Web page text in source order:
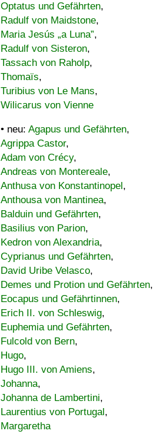
Optatus und Gefährten,
Radulf von Maidstone,
Maria Jesús „a Luna”,
Radulf von Sisteron,
Tassach von Raholp,
Thomaïs,
Turibius von Le Mans,
Wilicarus von Vienne
• neu: Agapus und Gefährten,
Agrippa Castor,
Adam von Crécy,
Andreas von Montereale,
Anthusa von Konstantinopel,
Anthousa von Mantinea,
Balduin und Gefährten,
Basilius von Parion,
Kedron von Alexandria,
Cyprianus und Gefährten,
David Uribe Velasco,
Demes und Protion und Gefährten,
Eocapus und Gefährtinnen,
Erich II. von Schleswig,
Euphemia und Gefährten,
Fulcold von Bern,
Hugo,
Hugo III. von Amiens,
Johanna,
Johanna de Lambertini,
Laurentius von Portugal,
Margaretha